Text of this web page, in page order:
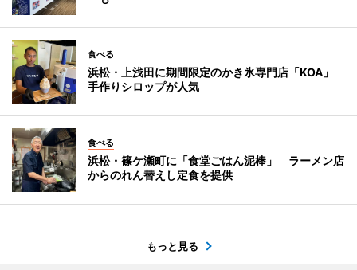
食べる
浜松・上浅田に期間限定のかき氷専門店「KOA」
手作りシロップが人気
食べる
浜松・篠ケ瀬町に「食堂ごはん泥棒」 ラーメン店
からのれん替えし定食を提供
もっと見る